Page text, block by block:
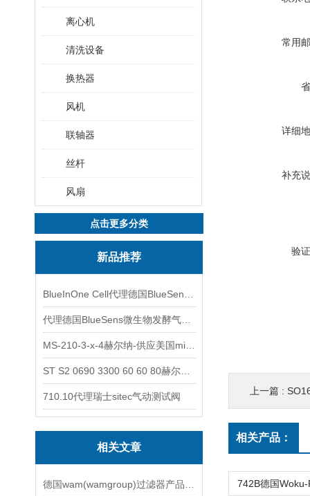
离心机
清洗设备
换热器
风机
联轴器
丝杆
风扇
点击更多分类
新品推荐
710.10代理瑞士sitec气动测试阀
相关文章
常用
详细
补充
验
上一篇 :
相关产品：